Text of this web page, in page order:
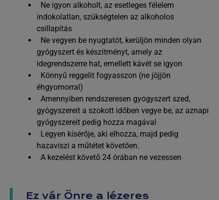
Ne igyon alkoholt, az esetleges félelem
indokolatlan, szükségtelen az alkoholos
csillapítás
Ne vegyen be nyugtatót, kerüljön minden olyan
gyógyszert és készítményt, amely az
idegrendszerre hat, emellett kávét se igyon
Könnyű reggelit fogyasszon (ne jöjjön
éhgyomorral)
Amennyiben rendszeresen gyógyszert szed,
gyógyszereit a szokott időben vegye be, az aznapi
gyógyszereit pedig hozza magával
Legyen kísérője, aki elhozza, majd pedig
hazaviszi a műtétet követően.
A kezelést követő 24 órában ne vezessen
Ez vár Önre a lézeres